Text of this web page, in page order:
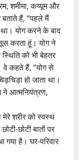
शमीमा, कय्यूम और
हैं, “पहले मैं
योग करने के बाद
करता हूं। योग ने
को भी बेहतर
वे कहते हैं, “योग से
हो जाता था।
आत्मनियंत्रण,
शरीर को स्वस्थ
छोटी बातों पर
है। घर-परिवार